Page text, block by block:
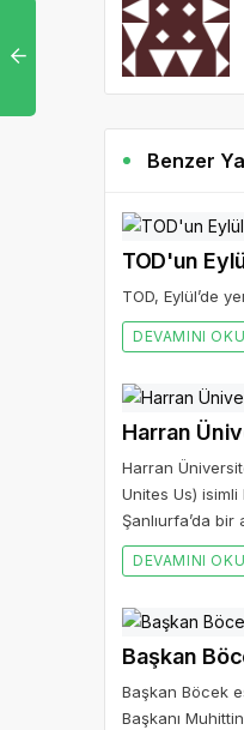
Benzer
TOD'un
TOD, Eylül’de
DEVAMINI OKU
Harran
Harran
Unites Us)
Şanlıurfa’da bir
DEVAMINI OKU
Başkan
Başkan Böcek
Başkanı